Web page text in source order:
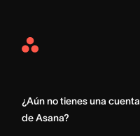
Asana
¿Aún no tienes una cuenta
de Asana?